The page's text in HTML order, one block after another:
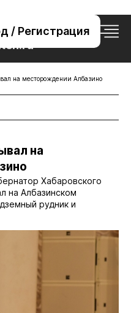
/ Регистрация
76-32
на месторождении Албазино
на
Хабаровского
на Албазинском
рудник и